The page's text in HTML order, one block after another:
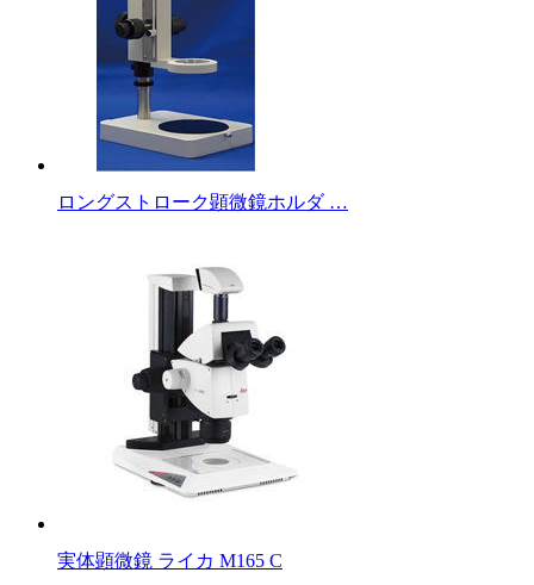
ロングストローク顕微鏡ホルダ …
実体顕微鏡 ライカ M165 C